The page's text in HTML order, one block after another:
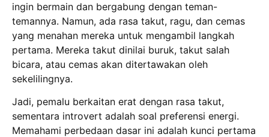
ingin bermain dan bergabung dengan teman-
temannya. Namun, ada rasa takut, ragu, dan cemas
yang menahan mereka untuk mengambil langkah
pertama. Mereka takut dinilai buruk, takut salah
bicara, atau cemas akan ditertawakan oleh
sekelilingnya.
Jadi, pemalu berkaitan erat dengan rasa takut,
sementara introvert adalah soal preferensi energi.
Memahami perbedaan dasar ini adalah kunci pertama